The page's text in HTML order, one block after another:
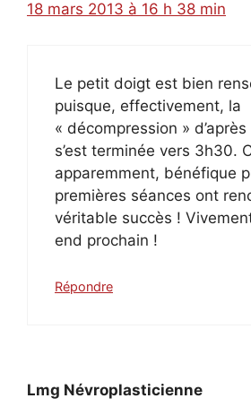
18 mars 2013 à 16 h 38 min
Le petit doigt est bien
puisque, effectivement, la
« décompression »
s’est terminée vers 3h30.
apparemment, bénéfique
premières séances ont
véritable succès !
end prochain !
Répondre
Lmg Névroplasticienne